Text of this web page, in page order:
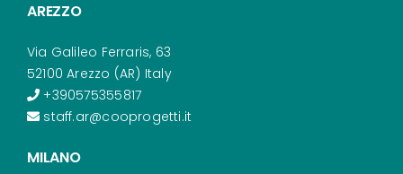
AREZZO
Via Galileo Ferraris, 63
52100 Arezzo (AR) Italy
+390575355817
staff.ar@cooprogetti.it
MILANO